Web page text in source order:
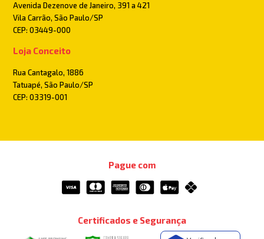
Avenida Dezenove de Janeiro, 391 a 421
Vila Carrão, São Paulo/SP
CEP: 03449-000
Loja Conceito
Rua Cantagalo, 1886
Tatuapé, São Paulo/SP
CEP: 03319-001
Pague com
Certificados e Segurança